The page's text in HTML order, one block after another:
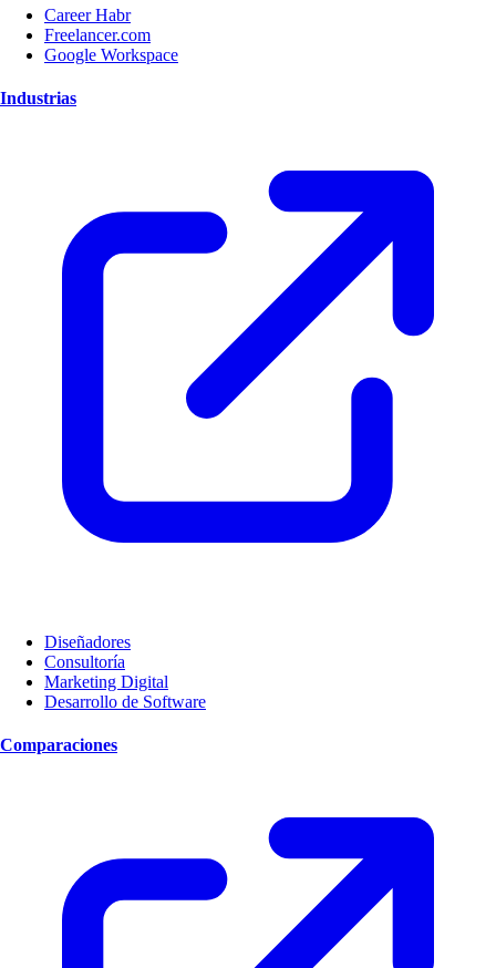
Career Habr
Freelancer.com
Google Workspace
Industrias
Diseñadores
Consultoría
Marketing Digital
Desarrollo de Software
Comparaciones